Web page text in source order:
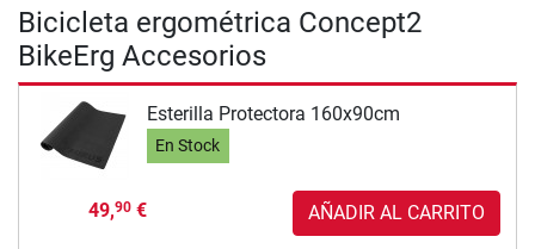
Bicicleta ergométrica Concept2
BikeErg Accesorios
Esterilla Protectora 160x90cm
En Stock
49,90€ AÑADIR AL CARRITO